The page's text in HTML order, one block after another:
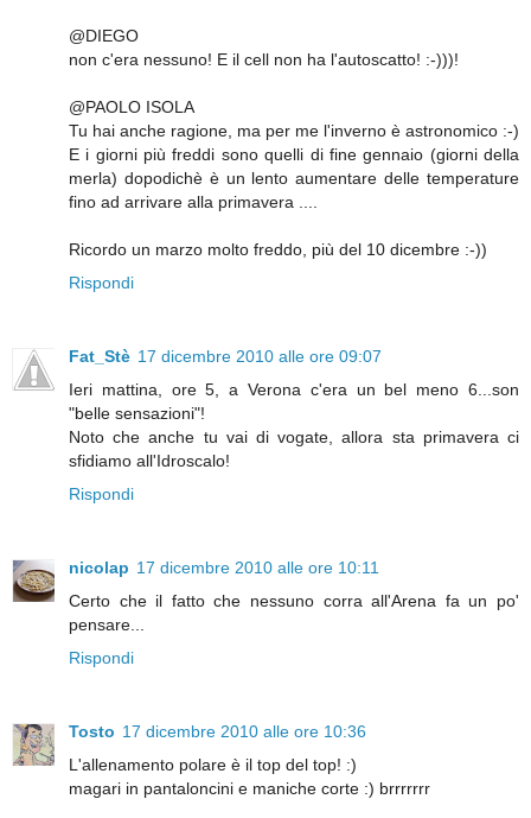
@DIEGO
non c'era nessuno! E il cell non ha l'autoscatto! :-)))!
@PAOLO ISOLA
Tu hai anche ragione, ma per me l'inverno è astronomico :-)
E i giorni più freddi sono quelli di fine gennaio (giorni della
merla) dopodichè è un lento aumentare delle temperature
fino ad arrivare alla primavera ....
Ricordo un marzo molto freddo, più del 10 dicembre :-))
Rispondi
Fat_Stè 17 dicembre 2010 alle ore 09:07
Ieri mattina, ore 5, a Verona c'era un bel meno 6...son
"belle sensazioni"!
Noto che anche tu vai di vogate, allora sta primavera ci
sfidiamo all'Idroscalo!
Rispondi
nicolap 17 dicembre 2010 alle ore 10:11
Certo che il fatto che nessuno corra all'Arena fa un po'
pensare...
Rispondi
Tosto 17 dicembre 2010 alle ore 10:36
L'allenamento polare è il top del top! :)
magari in pantaloncini e maniche corte :) brrrrrrr